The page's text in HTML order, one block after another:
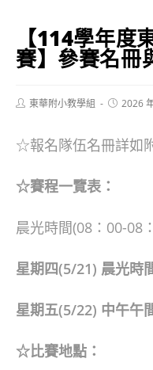
【114學年度
賽】參賽名冊
Post東華附小教學組
Post2026
☆報名隊伍名冊詳如
☆賽程一覽表：
晨光時間(08：00-08
星期四(5/21) 晨光時
星期五(5/22) 中午午
☆比賽地點：